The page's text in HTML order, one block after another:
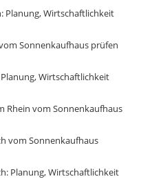
Planung, Wirtschaftlichkeit
Sonnenkaufhaus prüfen
Wirtschaftlichkeit
Rhein vom Sonnenkaufhaus
vom Sonnenkaufhaus
Planung, Wirtschaftlichkeit